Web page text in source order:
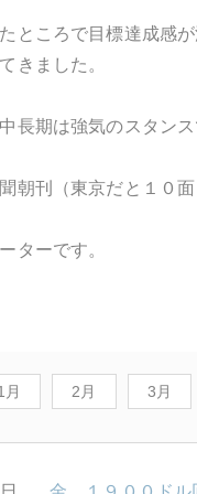
ところで目標達成感
きました。
長期は強気のスタンス
朝刊（東京だと１０
ターです。
月 2月 3月